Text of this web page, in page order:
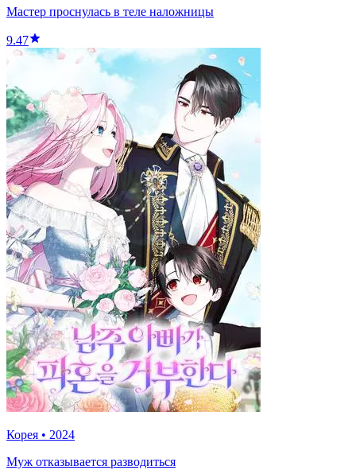
Мастер проснулась в теле наложницы
9.47
Корея • 2024
Муж отказывается разводиться